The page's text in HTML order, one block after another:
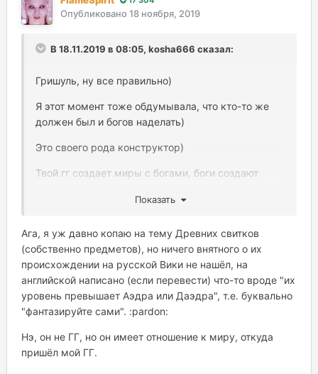
Опубликовано 18 ноября, 2019
В 18.11.2019 в 08:05, kosha666 сказал:
Гришуль, ну все правильно)
Я этот момент тоже обдумывала, что кто-то же
должен был и богов наделать)
Это своего рода конструктор)
Твой гг создает миры с богами, боги создают
живыми микроорганизмами, а микроорганизмы
Показать
Ага, я уж давно копаю на тему Древних свитков
(собственно предметов), но ничего внятного о их
происхождении на русской Вики не нашёл, на
английской написано (если перевести) что-то вроде "их
уровень превышает Аэдра или Даэдра", т.е. буквально
"фантазируйте сами". :pardon:
Нэ, он не ГГ, но он имеет отношение к миру, откуда
пришёл мой ГГ.